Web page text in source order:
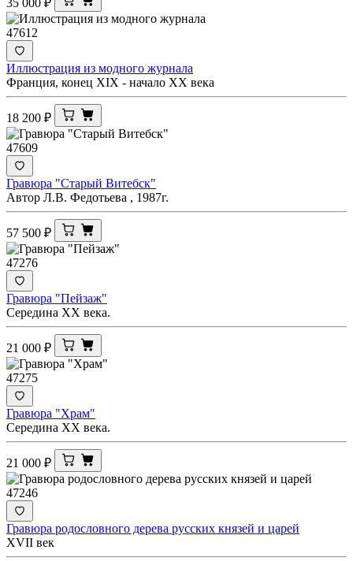
47612
Иллюстрация из модного журнала
Франция, конец XIX - начало XX века
18 200 ₽
47609
Гравюра "Старый Витебск"
Автор Л.В. Федотьева , 1987г.
57 500 ₽
47276
Гравюра "Пейзаж"
Середина ХХ века.
21 000 ₽
47275
Гравюра "Храм"
Середина ХХ века.
21 000 ₽
47246
Гравюра родословного дерева русских князей и царей
XVII век